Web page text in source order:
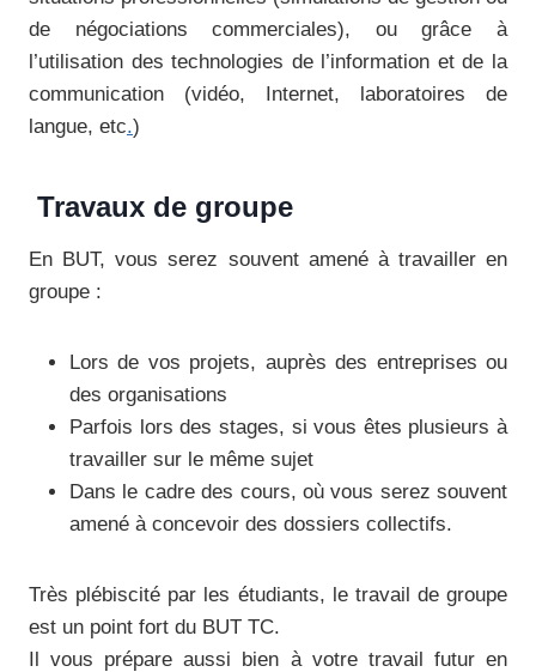
de négociations commerciales), ou grâce à
l’utilisation des technologies de l’information et de la
communication (vidéo, Internet, laboratoires de
langue, etc.)
Travaux de groupe
En BUT, vous serez souvent amené à travailler en
groupe :
Lors de vos projets, auprès des entreprises ou
des organisations
Parfois lors des stages, si vous êtes plusieurs à
travailler sur le même sujet
Dans le cadre des cours, où vous serez souvent
amené à concevoir des dossiers collectifs.
Très plébiscité par les étudiants, le travail de groupe
est un point fort du BUT TC.
Il vous prépare aussi bien à votre travail futur en